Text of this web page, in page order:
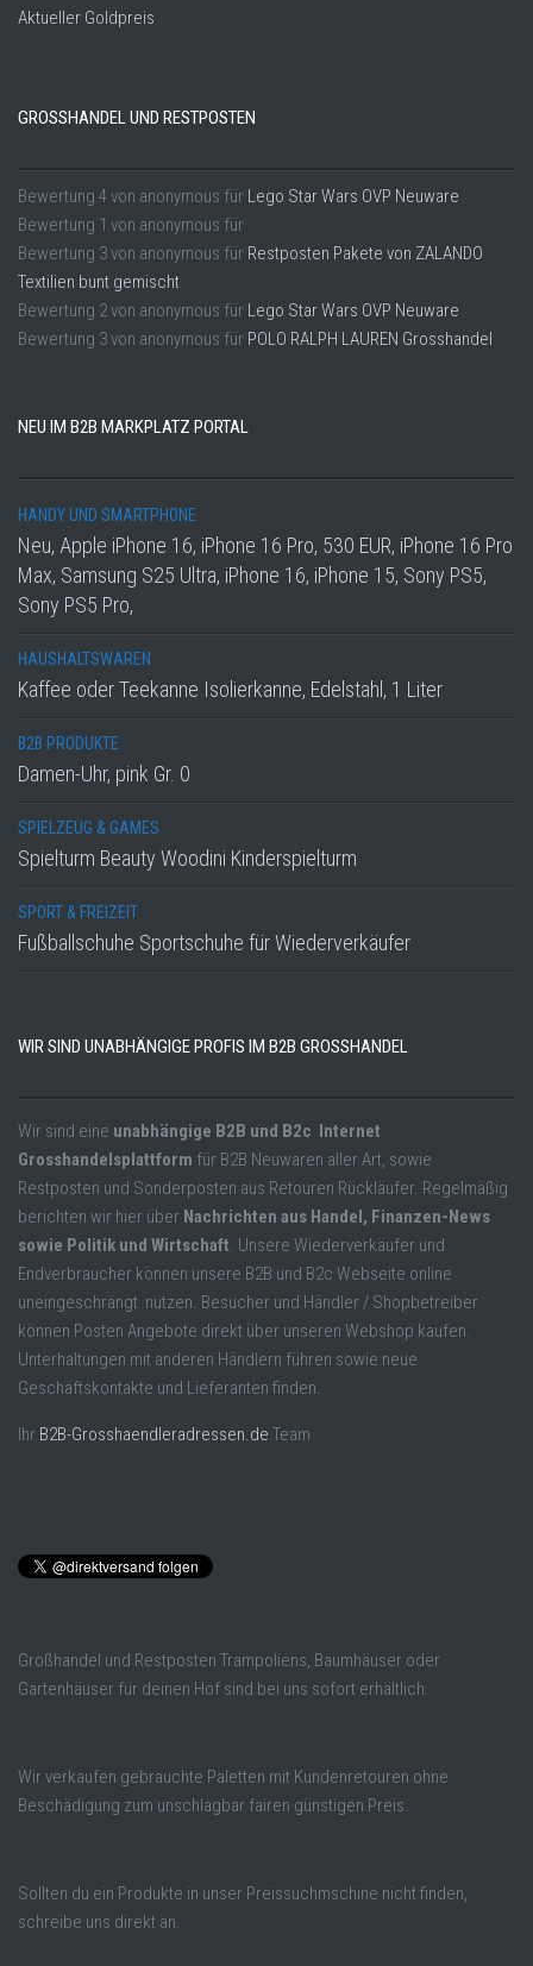
Aktueller Goldpreis
GROSSHANDEL UND RESTPOSTEN
Bewertung 4 von anonymous für Lego Star Wars OVP Neuware
Bewertung 1 von anonymous für
Bewertung 3von anonymous für Restposten Pakete von ZALANDO
Textilien bunt gemischt
Bewertung 2von anonymous für Lego Star Wars OVP Neuware
Bewertung 3von anonymous für POLO RALPH LAUREN Grosshandel
NEU IM B2B MARKPLATZ PORTAL
HANDY UND SMARTPHONE
Neu, Apple iPhone 16, iPhone 16 Pro, 530 EUR, iPhone 16 Pro
Max, Samsung S25 Ultra, iPhone 16, iPhone 15, Sony PS5,
Sony PS5 Pro,
HAUSHALTSWAREN
Kaffee oder Teekanne Isolierkanne, Edelstahl, 1 Liter
B2B PRODUKTE
Damen-Uhr, pink Gr. 0
SPIELZEUG & GAMES
Spielturm Beauty Woodini Kinderspielturm
SPORT & FREIZEIT
Fußballschuhe Sportschuhe für Wiederverkäufer
WIR SIND UNABHÄNGIGE PROFIS IM B2B GROSSHANDEL
Wir sind eine unabhängige B2B und B2c Internet
Grosshandelsplattform für B2B Neuwaren aller Art, sowie
Restposten und Sonderposten aus Retouren Rückläufer. Regelmäßig
berichten wir hier über Nachrichten aus Handel, Finanzen-News
sowie Politik und Wirtschaft . Unsere Wiederverkäufer und
Endverbraucher können unsere B2B und B2c Webseite online
uneingeschrängt nutzen. Besucher und Händler / Shopbetreiber
können Posten Angebote direkt über unseren Webshop kaufen.
Unterhaltungen mit anderen Händlern führen sowie neue
Geschäftskontakte und Lieferanten finden.
Ihr B2B-Grosshaendleradressen.de Team
Großhandel und Restposten Trampoliens, Baumhäuser oder
Gartenhäuser für deinen Hof sind bei uns sofort erhältlich.
Wir verkaufen gebrauchte Paletten mit Kundenretouren ohne
Beschädigung zum unschlagbar fairen günstigen Preis.
Sollten du ein Produkte in unser Preissuchmschine nicht finden,
schreibe uns direkt an.